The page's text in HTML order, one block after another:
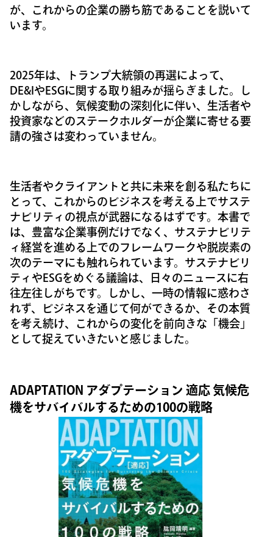
が、これからの企業の勝ち筋であることを説いて
います。
2025年は、トランプ大統領の再選によって、
DE&IやESGに関する取り組みが揺らぎました。し
かしながら、気候変動の深刻化に伴い、生活者や
投資家などのステークホルダーが企業に寄せる要
請の強さは変わっていません。
生活者やクライアントと共に未来を創る私たちに
とって、これからのビジネスを考える上でサステ
ナビリティの視点が武器になるはずです。本書で
は、豊富な企業事例だけでなく、サステナビリテ
ィ経営を進める上でのフレームワークや脱炭素の
次のテーマにも触れられています。サステナビリ
ティやESGをめぐる議論は、日々のニュースに右
往左往しがちです。しかし、一時の情報に惑わさ
れず、ビジネスを通じて何ができるか、その本質
を考え続け、これからの変化を前向きな「機会」
として捉えていきたいと感じました。
ADAPTATION アダプテーション 適応 気候危
機をサバイバルするための100の戦略